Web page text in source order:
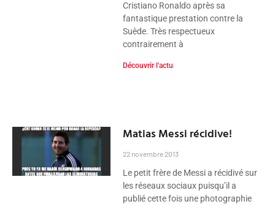
Cristiano Ronaldo après sa
fantastique prestation contre la
Suède. Très respectueux
contrairement à
Découvrir l'actu
Matias Messi récidive!
22 novembre 2013
Le petit frère de Messi a récidivé sur
les réseaux sociaux puisqu’il a
publié cette fois une photographie